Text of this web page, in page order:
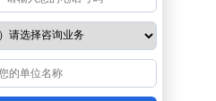
部门管理，角色